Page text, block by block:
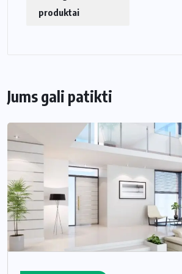
produktai
Jums gali patikti